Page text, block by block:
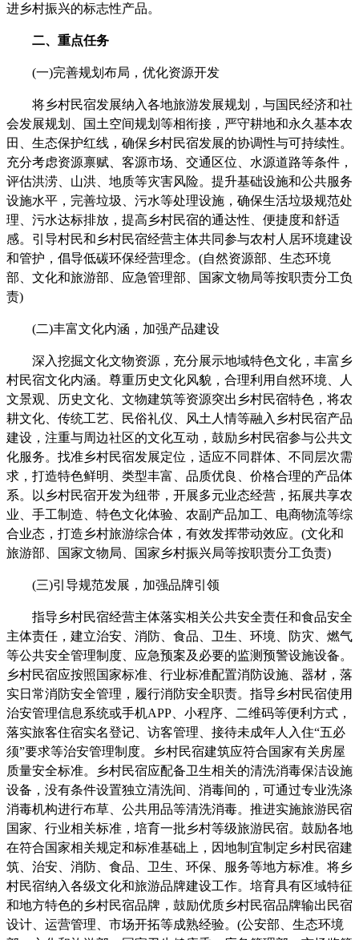
进乡村振兴的标志性产品。
二、重点任务
(一)完善规划布局，优化资源开发
将乡村民宿发展纳入各地旅游发展规划，与国民经济和社
会发展规划、国土空间规划等相衔接，严守耕地和永久基本农
田、生态保护红线，确保乡村民宿发展的协调性与可持续性。
充分考虑资源禀赋、客源市场、交通区位、水源道路等条件，
评估洪涝、山洪、地质等灾害风险。提升基础设施和公共服务
设施水平，完善垃圾、污水等处理设施，确保生活垃圾规范处
理、污水达标排放，提高乡村民宿的通达性、便捷度和舒适
感。引导村民和乡村民宿经营主体共同参与农村人居环境建设
和管护，倡导低碳环保经营理念。(自然资源部、生态环境
部、文化和旅游部、应急管理部、国家文物局等按职责分工负
责)
(二)丰富文化内涵，加强产品建设
深入挖掘文化文物资源，充分展示地域特色文化，丰富乡
村民宿文化内涵。尊重历史文化风貌，合理利用自然环境、人
文景观、历史文化、文物建筑等资源突出乡村民宿特色，将农
耕文化、传统工艺、民俗礼仪、风土人情等融入乡村民宿产品
建设，注重与周边社区的文化互动，鼓励乡村民宿参与公共文
化服务。找准乡村民宿发展定位，适应不同群体、不同层次需
求，打造特色鲜明、类型丰富、品质优良、价格合理的产品体
系。以乡村民宿开发为纽带，开展多元业态经营，拓展共享农
业、手工制造、特色文化体验、农副产品加工、电商物流等综
合业态，打造乡村旅游综合体，有效发挥带动效应。(文化和
旅游部、国家文物局、国家乡村振兴局等按职责分工负责)
(三)引导规范发展，加强品牌引领
指导乡村民宿经营主体落实相关公共安全责任和食品安全
主体责任，建立治安、消防、食品、卫生、环境、防灾、燃气
等公共安全管理制度、应急预案及必要的监测预警设施设备。
乡村民宿应按照国家标准、行业标准配置消防设施、器材，落
实日常消防安全管理，履行消防安全职责。指导乡村民宿使用
治安管理信息系统或手机APP、小程序、二维码等便利方式，
落实旅客住宿实名登记、访客管理、接待未成年人入住“五必
须”要求等治安管理制度。乡村民宿建筑应符合国家有关房屋
质量安全标准。乡村民宿应配备卫生相关的清洗消毒保洁设施
设备，没有条件设置独立清洗间、消毒间的，可通过专业洗涤
消毒机构进行布草、公共用品等清洗消毒。推进实施旅游民宿
国家、行业相关标准，培育一批乡村等级旅游民宿。鼓励各地
在符合国家相关规定和标准基础上，因地制宜制定乡村民宿建
筑、治安、消防、食品、卫生、环保、服务等地方标准。将乡
村民宿纳入各级文化和旅游品牌建设工作。培育具有区域特征
和地方特色的乡村民宿品牌，鼓励优质乡村民宿品牌输出民宿
设计、运营管理、市场开拓等成熟经验。(公安部、生态环境